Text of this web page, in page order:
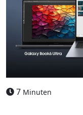
7 Minuten